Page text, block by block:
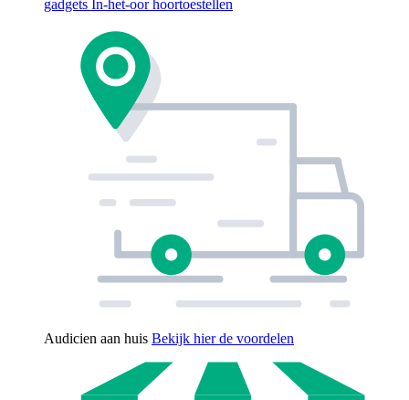
gadgets In-het-oor hoortoestellen
Audicien aan huis Bekijk hier de voordelen